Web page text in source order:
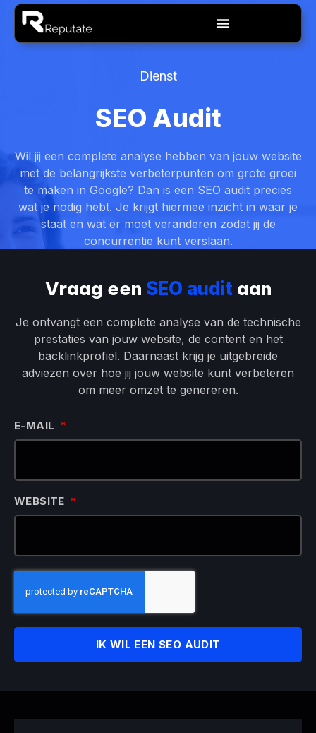
Ga
naar
Menu
Dienst
SEO Audit
Wil jij een complete analyse hebben van jouw website
met de belangrijkste verbeterpunten om grote groei
te maken in Google? Dan is een SEO audit precies
wat je nodig hebt. Je krijgt hiermee inzicht in waar je
staat en wat er moet veranderen zodat jij de
concurrentie kunt verslaan.
Vraag een SEO audit aan
Je ontvangt een complete analyse van de technische
prestaties van jouw website, de content en het
backlinkprofiel. Daarnaast krijg je uitgebreide
adviezen over hoe jij jouw website kunt verbeteren
om meer omzet te genereren.
E-MAIL
WEBSITE
IK WIL EEN SEO AUDIT